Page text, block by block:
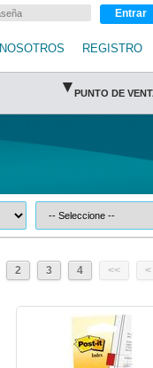
Entrar
NOSOTROS REGISTRO
▾ PUNTO DE
2 3 4 << <
P3M-BAN-6805-3M